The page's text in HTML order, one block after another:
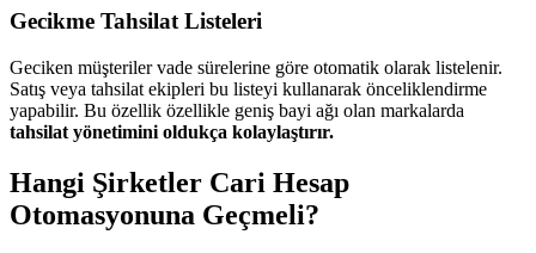
Gecikme Tahsilat Listeleri
Geciken müşteriler vade sürelerine göre otomatik olarak listelenir.
Satış veya tahsilat ekipleri bu listeyi kullanarak önceliklendirme
yapabilir. Bu özellik özellikle geniş bayi ağı olan markalarda
tahsilat yönetimini oldukça kolaylaştırır.
Hangi Şirketler Cari Hesap
Otomasyonuna Geçmeli?